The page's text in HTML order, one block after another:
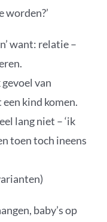
worden?’
want: relatie –
van
een kind komen.
lang niet – ‘ik
toen toch ineens
baby’s op